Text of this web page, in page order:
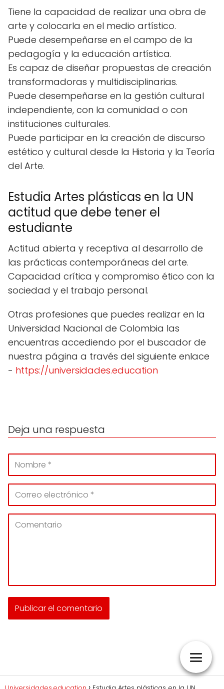
Tiene la capacidad de realizar una obra de
arte y colocarla en el medio artístico.
Puede desempeñarse en el campo de la
pedagogía y la educación artística.
Es capaz de diseñar propuestas de creación
transformadoras y multidisciplinarias.
Puede desempeñarse en la gestión cultural
independiente, con la comunidad o con
instituciones culturales.
Puede participar en la creación de discurso
estético y cultural desde la Historia y la Teoría
del Arte.
Estudia Artes plásticas en la UN
actitud que debe tener el
estudiante
Actitud abierta y receptiva al desarrollo de
las prácticas contemporáneas del arte.
Capacidad crítica y compromiso ético con la
sociedad y el trabajo personal.
Otras profesiones que puedes realizar en la
Universidad Nacional de Colombia las
encuentras accediendo por el buscador de
nuestra página a través del siguiente enlace
- https://universidades.education
Deja una respuesta